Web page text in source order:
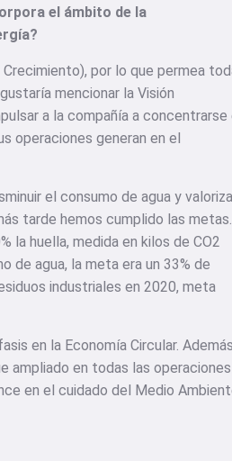
el ámbito de la
por lo que permea
mencionar la Visión
a la compañía a concentrarse
operaciones generan en el
el consumo de agua y
tarde hemos cumplido las metas.
la huella, medida en kilos de CO2
de agua, la meta era un 33% de
industriales en 2020, meta
en la Economía Circular.
ampliado en todas las operaciones
en el cuidado del Medio